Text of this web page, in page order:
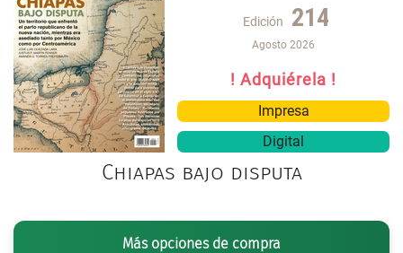
Edición 214
Agosto 2026
! Adquiérela !
Impresa
Digital
Chiapas bajo disputa
Más opciones de compra